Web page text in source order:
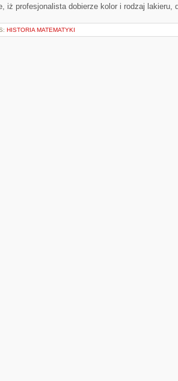
iż profesjonalista dobierze kolor i rodzaj
HISTORIA MATEMATYKI